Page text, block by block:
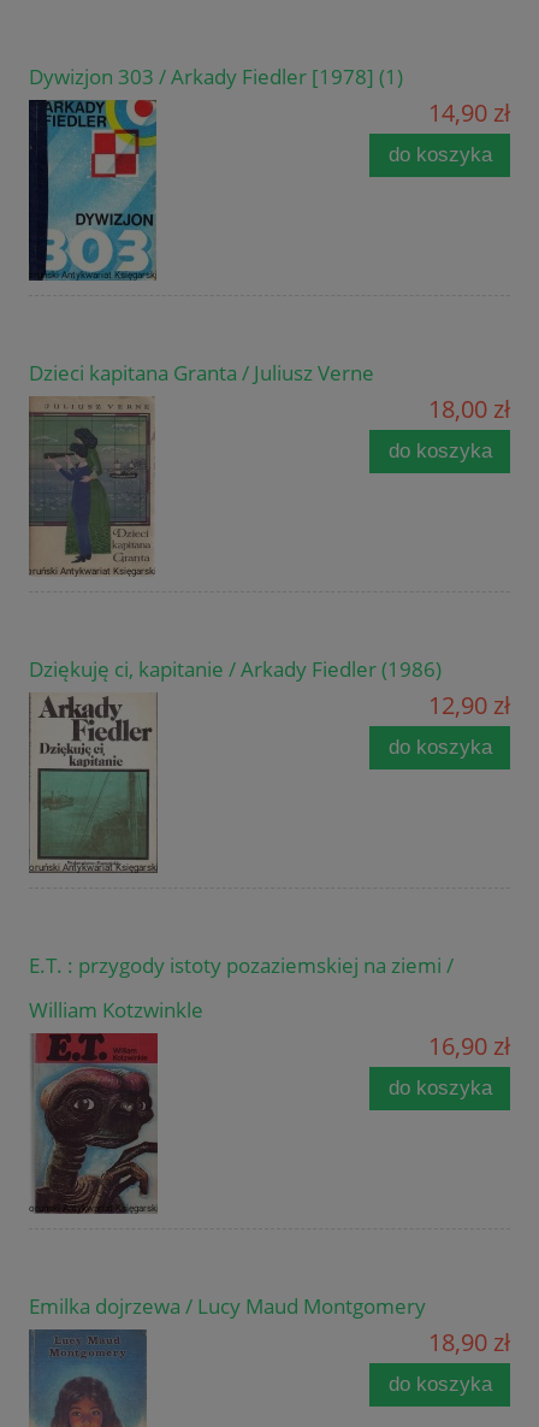
Dywizjon 303 / Arkady Fiedler [1978] (1)
14,90 zł
do koszyka
Dzieci kapitana Granta / Juliusz Verne
18,00 zł
do koszyka
Dziękuję ci, kapitanie / Arkady Fiedler (1986)
12,90 zł
do koszyka
E.T. : przygody istoty pozaziemskiej na ziemi /
William Kotzwinkle
16,90 zł
do koszyka
Emilka dojrzewa / Lucy Maud Montgomery
18,90 zł
do koszyka